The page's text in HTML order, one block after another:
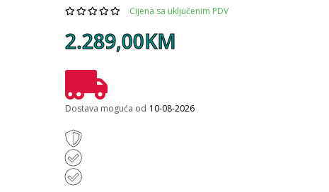
Cijena sa uključenim PDV
2.289,00KM
Dostava moguća od 10-08-2026